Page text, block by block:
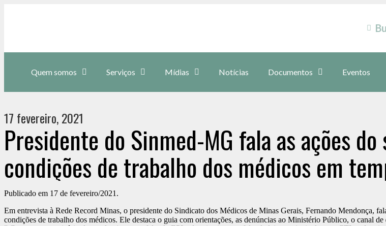
Quem somos Serviços Mídias Notícias Documentos Eventos
17 fevereiro, 2021
Presidente do Sinmed-MG fala as ações
condições de trabalho dos médicos em
Publicado em 17 de fevereiro/2021.
Em entrevista à Rede Record Minas, o presidente do Sindicato dos Médicos de Minas Gerais, Fernando Mendonça,
condições de trabalho dos médicos. Ele destaca o guia com orientações, as denúncias ao Ministério Público, o canal